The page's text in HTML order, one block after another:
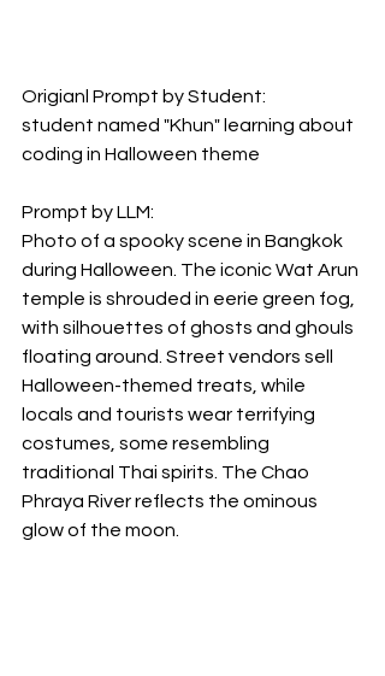
Origianl Prompt by Student:
student named "Khun" learning about
coding in Halloween theme
Prompt by LLM:
Photo of a spooky scene in Bangkok
during Halloween. The iconic Wat Arun
temple is shrouded in eerie green fog,
with silhouettes of ghosts and ghouls
floating around. Street vendors sell
Halloween-themed treats, while
locals and tourists wear terrifying
costumes, some resembling
traditional Thai spirits. The Chao
Phraya River reflects the ominous
glow of the moon.